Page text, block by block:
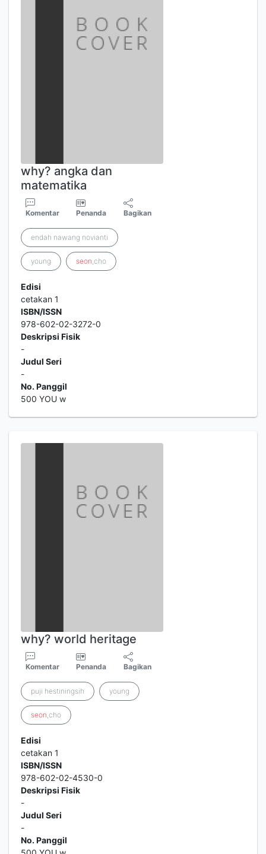
why? angka dan
matematika
Komentar Penanda Bagikan
endah nawang novianti
young seon,cho
Edisi
cetakan 1
ISBN/ISSN
978-602-02-3272-0
Deskripsi Fisik
-
Judul Seri
-
No. Panggil
500 YOU w
why? world heritage
Komentar Penanda Bagikan
puji hestiningsih young
seon,cho
Edisi
cetakan 1
ISBN/ISSN
978-602-02-4530-0
Deskripsi Fisik
-
Judul Seri
-
No. Panggil